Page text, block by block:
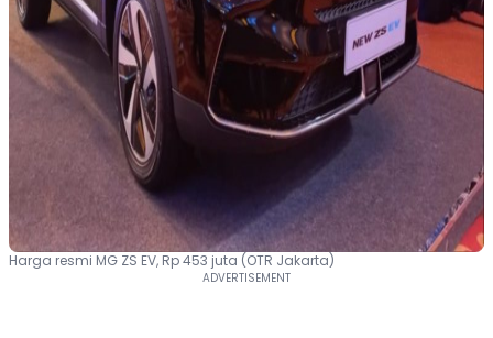
Harga resmi MG ZS EV, Rp 453 juta (OTR Jakarta)